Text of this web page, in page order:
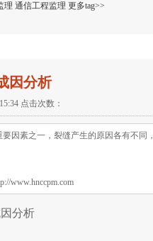
理 通信工程监理 更多tag>>
因分析
点击次数：
因素之一，裂缝产生的原因各有不同，
www.hnccpm.com
分析